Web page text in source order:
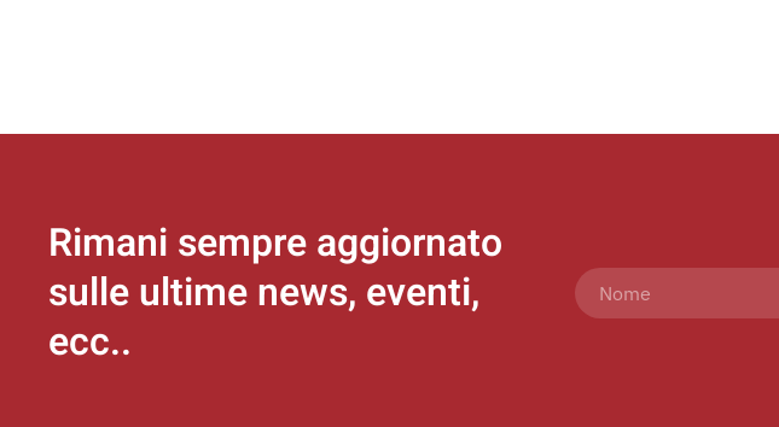
Rimani sempre aggiornato
sulle ultime news, eventi,
ecc..